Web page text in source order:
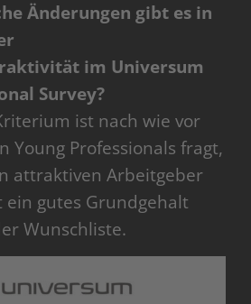
Änderungen gibt es in
im Universum
Survey?
ist nach wie vor
Young Professionals fragt,
attraktiven Arbeitgeber
ein gutes Grundgehalt
Wunschliste.